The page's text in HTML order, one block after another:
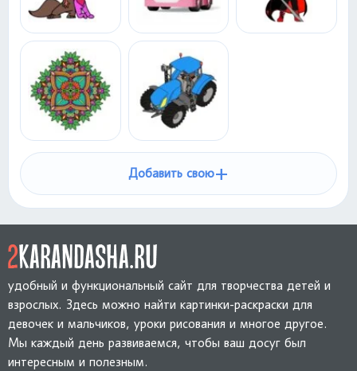
Добавить свою+
удобный и функциональный сайт для творчества детей и
взрослых. Здесь можно найти картинки-раскраски для
девочек и мальчиков, уроки рисования и многое другое.
Мы каждый день развиваемся, чтобы ваш досуг был
интересным и полезным.